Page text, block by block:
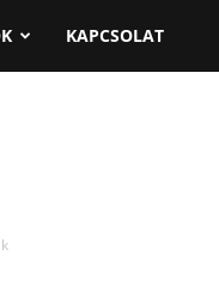
KAPCSOLAT